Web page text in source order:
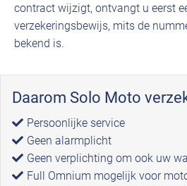
contract wijzigt, ontvangt u eerst
verzekeringsbewijs, mits de
bekend is.
Daarom Solo Moto
Persoonlijke service
Geen alarmplicht
Geen verplichting om ook uw
Full Omnium mogelijk voor